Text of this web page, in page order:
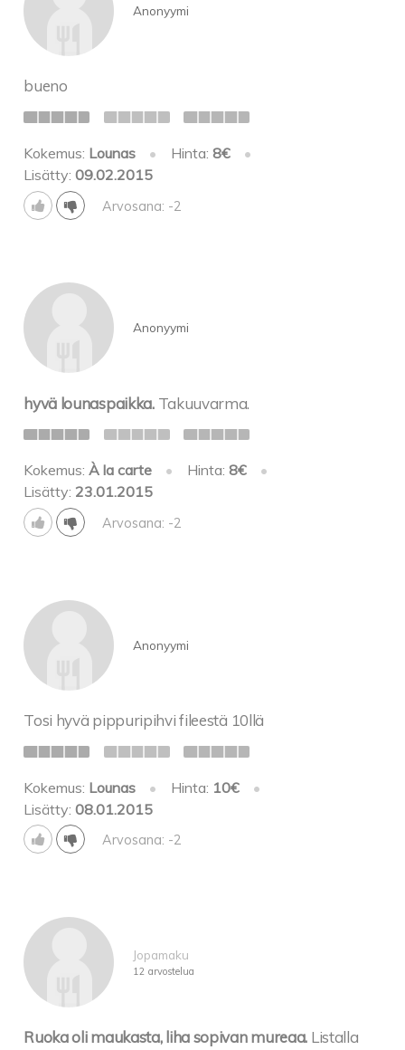
Anonyymi
bueno
Kokemus: Lounas • Hinta: 8€
•
Lisätty:09.02.2015
Arvosana: -2
Anonyymi
hyvä lounaspaikka. Takuuvarma.
Kokemus:À la carte • Hinta: 8€
•
Lisätty: 23.01.2015
Arvosana: -2
Anonyymi
Tosi hyvä pippuripihvi fileestä 10llä
Kokemus: Lounas • Hinta: 10€
•
Lisätty:08.01.2015
Arvosana: -2
Jopamaku
12 arvostelua
Ruoka oli maukasta, liha sopivan mureaa. Listalla